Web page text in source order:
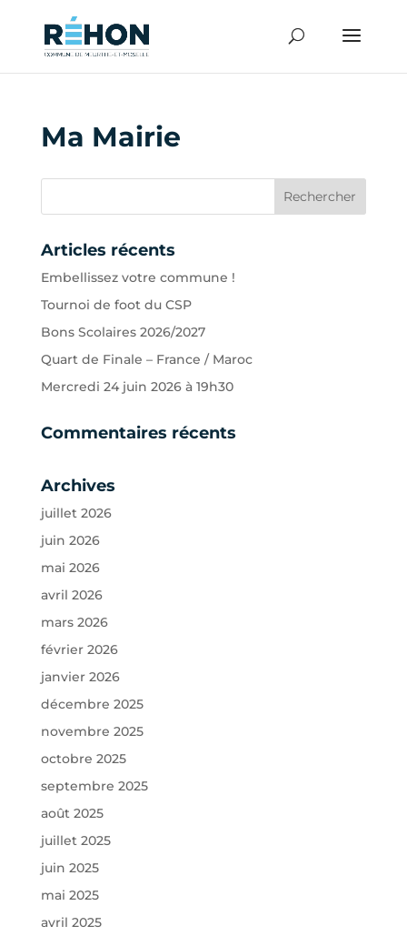
Ma Mairie
Articles récents
Embellissez votre commune !
Tournoi de foot du CSP
Bons Scolaires 2026/2027
Quart de Finale – France / Maroc
Mercredi 24 juin 2026 à 19h30
Commentaires récents
Archives
juillet 2026
juin 2026
mai 2026
avril 2026
mars 2026
février 2026
janvier 2026
décembre 2025
novembre 2025
octobre 2025
septembre 2025
août 2025
juillet 2025
juin 2025
mai 2025
avril 2025